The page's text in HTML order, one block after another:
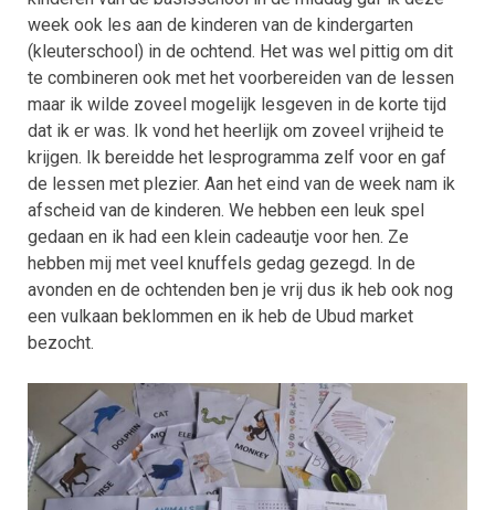
week ook les aan de kinderen van de kindergarten
(kleuterschool) in de ochtend. Het was wel pittig om dit
te combineren ook met het voorbereiden van de lessen
maar ik wilde zoveel mogelijk lesgeven in de korte tijd
dat ik er was. Ik vond het heerlijk om zoveel vrijheid te
krijgen. Ik bereidde het lesprogramma zelf voor en gaf
de lessen met plezier. Aan het eind van de week nam ik
afscheid van de kinderen. We hebben een leuk spel
gedaan en ik had een klein cadeautje voor hen. Ze
hebben mij met veel knuffels gedag gezegd. In de
avonden en de ochtenden ben je vrij dus ik heb ook nog
een vulkaan beklommen en ik heb de Ubud market
bezocht.